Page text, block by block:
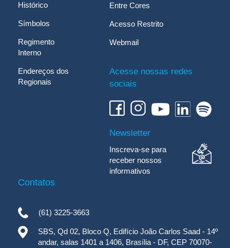
Histórico
Símbolos
Regimento
Interno
Endereços dos
Regionais
Entre Cores
Acesso Restrito
Webmail
Acesse nossas redes
sociais
Newsletter
Inscreva-se para
receber nossos
informativos
Contatos
(61) 3225-3663
SBS, Qd 02, Bloco Q, Edifício João Carlos Saad - 14º
andar, salas 1401 a 1406, Brasília - DF, CEP 70070-